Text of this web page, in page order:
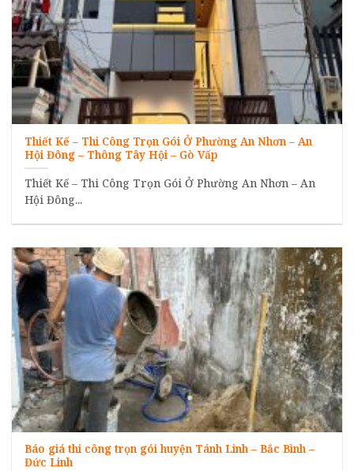
Thiết Kế – Thi Công Trọn Gói Ở Phường An Nhơn – An
Hội Đông – Thông Tây Hội – Gò Vấp
Thiết Kế – Thi Công Trọn Gói Ở Phường An Nhơn – An
Hội Đông...
Báo giá thi công trọn gói huyện Tánh Linh – Bắc Bình –
Đức Linh